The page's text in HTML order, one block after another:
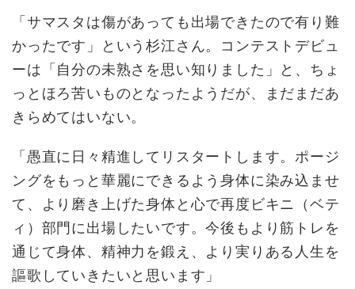
「サマスタは傷があっても出場できたので有り難
かったです」という杉江さん。コンテストデビュ
ーは「自分の未熟さを思い知りました」と、ちょ
っとほろ苦いものとなったようだが、まだまだあ
きらめてはいない。
「愚直に日々精進してリスタートします。ポージ
ングをもっと華麗にできるよう身体に染み込ませ
て、より磨き上げた身体と心で再度ビキニ（ベテ
ィ）部門に出場したいです。今後もより筋トレを
通じて身体、精神力を鍛え、より実りある人生を
謳歌していきたいと思います」